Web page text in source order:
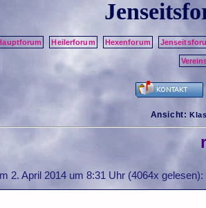
Heilerforum Hexenforum
Ansicht:
2. April 2014 um 8:31 Uhr(4064x gelesen):